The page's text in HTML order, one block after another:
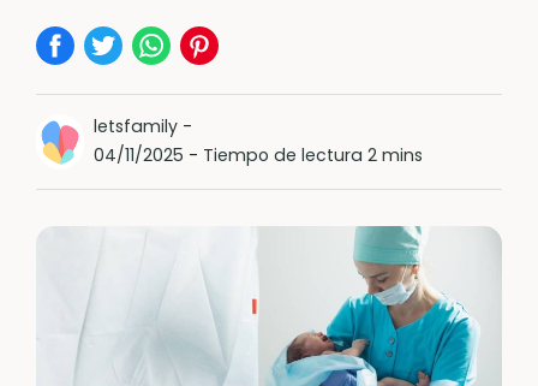
letsfamily -
04/11/2025 - Tiempo de lectura 2 mins